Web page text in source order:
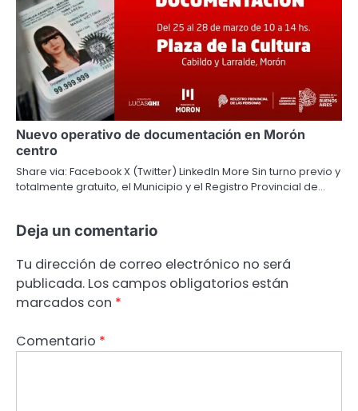
Nuevo operativo de documentación en Morón
centro
Share via: Facebook X (Twitter) LinkedIn More Sin turno previo y
totalmente gratuito, el Municipio y el Registro Provincial de…
Deja un comentario
Tu dirección de correo electrónico no será
publicada. Los campos obligatorios están
marcados con *
Comentario *